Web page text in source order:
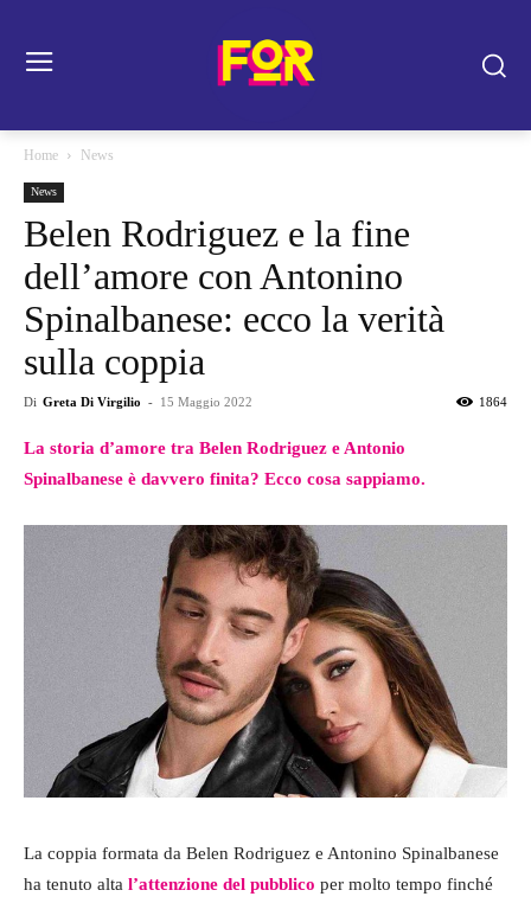
Home News
News
Belen Rodriguez e la fine
dell’amore con Antonino
Spinalbanese: ecco la verità
sulla coppia
Di Greta Di Virgilio - 15 Maggio 2022 1864
La storia d’amore tra Belen Rodriguez e Antonio
Spinalbanese è davvero finita? Ecco cosa sappiamo.
La coppia formata da Belen Rodriguez e Antonino Spinalbanese
ha tenuto alta l’attenzione del pubblico per molto tempo finché